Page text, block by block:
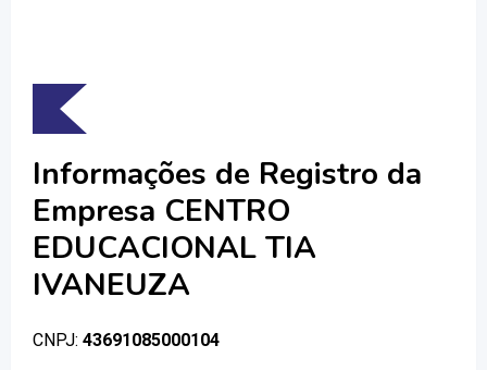
Informações de Registro da
Empresa CENTRO
EDUCACIONAL TIA
IVANEUZA
CNPJ: 43691085000104